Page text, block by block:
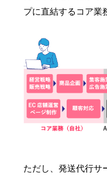
プに直結するコア業
ただし、発送代行サ